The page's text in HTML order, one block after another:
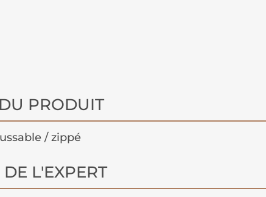
PRODUIT
/ zippé
DE L'EXPERT